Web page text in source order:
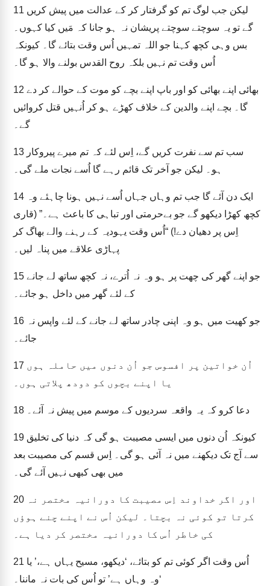
11
گے تو یہ سوچتے سوچتے پریشان نہ ہو جانا کہ مَیں کیا کہوں۔
بس وہی کچھ کہنا جو اللہ تمہیں اُس وقت بتائے گا۔ کیونکہ
اُس وقت تم نہیں بلکہ روح القدس بولنے والا ہو گا۔
12
گا۔ بچے اپنے والدین کے خلاف کھڑے ہو کر اُنہیں قتل کروائیں
گے۔
13
ہو۔ لیکن جو آخر تک قائم رہے گا اُسے نجات ملے گی۔
14
کچھ کھڑا دیکھو گے جو بےحرمتی اور تباہی کا باعث ہے۔” (قاری
اِس پر دھیان دے!) “اُس وقت یہودیہ کے رہنے والے بھاگ کر
پہاڑی علاقے میں پناہ لیں۔
15
کے لئے گھر میں داخل ہو جائے۔
16
جائے۔
17
یا اپنے بچوں کو دودھ پلاتی ہوں۔
18 دعا کرو کہ یہ واقعہ سردیوں کے موسم میں پیش نہ آئے۔
19
سے آج تک دیکھنے میں نہ آئی ہو گی۔ اِس قسم کی مصیبت بعد
میں بھی کبھی نہیں آئے گی۔
20
کرتا تو کوئی نہ بچتا۔ لیکن اُس نے اپنے چنے ہوؤں
کی خاطر اُس کا دورانیہ مختصر کر دیا ہے۔
21
‘وہ وہاں ہے’ تو اُس کی بات نہ ماننا۔